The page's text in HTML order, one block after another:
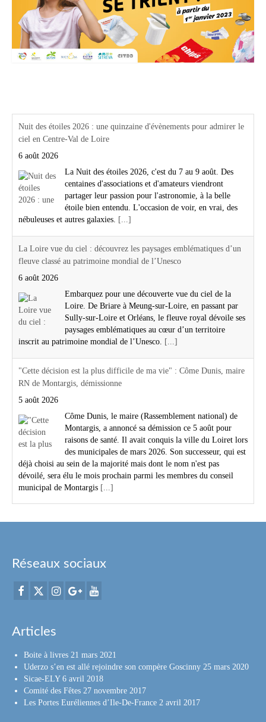
Nuit des étoiles 2026 : une quinzaine d'évènements pour admirer le
ciel en Centre-Val de Loire
6 août 2026
La Nuit des étoiles 2026, c'est du 7 au 9 août. Des
centaines d'associations et d'amateurs viendront
partager leur passion pour l'astronomie, à la belle
étoile bien entendu. L'occasion de voir, en vrai, des
nébuleuses et autres galaxies. [...]
La Loire vue du ciel : découvrez les paysages emblématiques d’un
fleuve classé au patrimoine mondial de l’Unesco
6 août 2026
Embarquez pour une découverte vue du ciel de la
Loire. De Briare à Meung-sur-Loire, en passant par
Sully-sur-Loire et Orléans, le fleuve royal dévoile ses
paysages emblématiques au cœur d’un territoire
inscrit au patrimoine mondial de l’Unesco. [...]
"Cette décision est la plus difficile de ma vie" : Côme Dunis, maire
RN de Montargis, démissionne
5 août 2026
Côme Dunis, le maire (Rassemblement national) de
Montargis, a annoncé sa démission ce 5 août pour
raisons de santé. Il avait conquis la ville du Loiret lors
des municipales de mars 2026. Son successeur, qui est
déjà choisi au sein de la majorité mais dont le nom n'est pas
dévoilé, sera élu le mois prochain parmi les membres du conseil
municipal de Montargis [...]
Réseaux sociaux
Articles
Boite à livres 21 mars 2021
Uderzo s’en est allé rejoindre son compère Goscinny 25 mars 2020
Sicae-ELY 6 avril 2018
Comité des Fêtes 27 novembre 2017
Les Portes Euréliennes d’Ile-De-France 2 avril 2017